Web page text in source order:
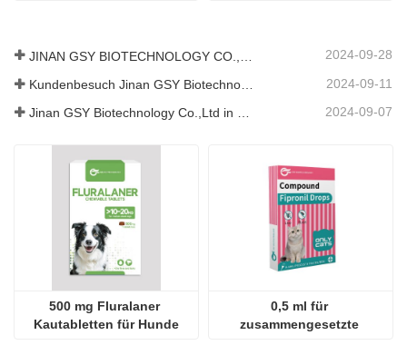
2024-09-28
2024-09-11
2024-09-07
500 mg Fluralaner
Kautabletten für Hunde
0,5 ml für
zusammengesetzte